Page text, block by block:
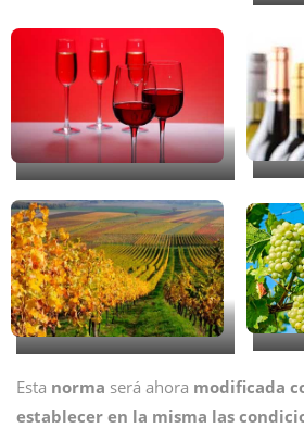
Esta norma será ahora modificada
establecer en la misma las